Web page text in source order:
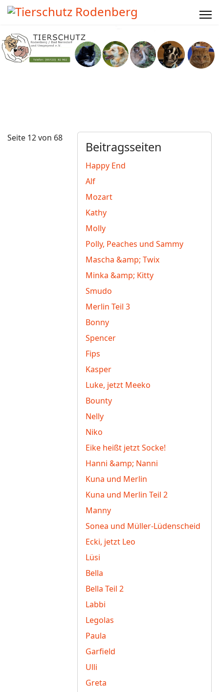
Beitragsseiten
Happy End
Alf
Mozart
Kathy
Molly
Polly, Peaches und Sammy
Mascha &amp; Twix
Minka &amp; Kitty
Smudo
Merlin Teil 3
Bonny
Spencer
Fips
Kasper
Luke, jetzt Meeko
Bounty
Nelly
Niko
Eike heißt jetzt Socke!
Hanni &amp; Nanni
Kuna und Merlin
Kuna und Merlin Teil 2
Manny
Sonea und Müller-Lüdenscheid
Ecki, jetzt Leo
Lüsi
Bella
Bella Teil 2
Labbi
Legolas
Paula
Garfield
Ulli
Greta
Seite 12 von 68